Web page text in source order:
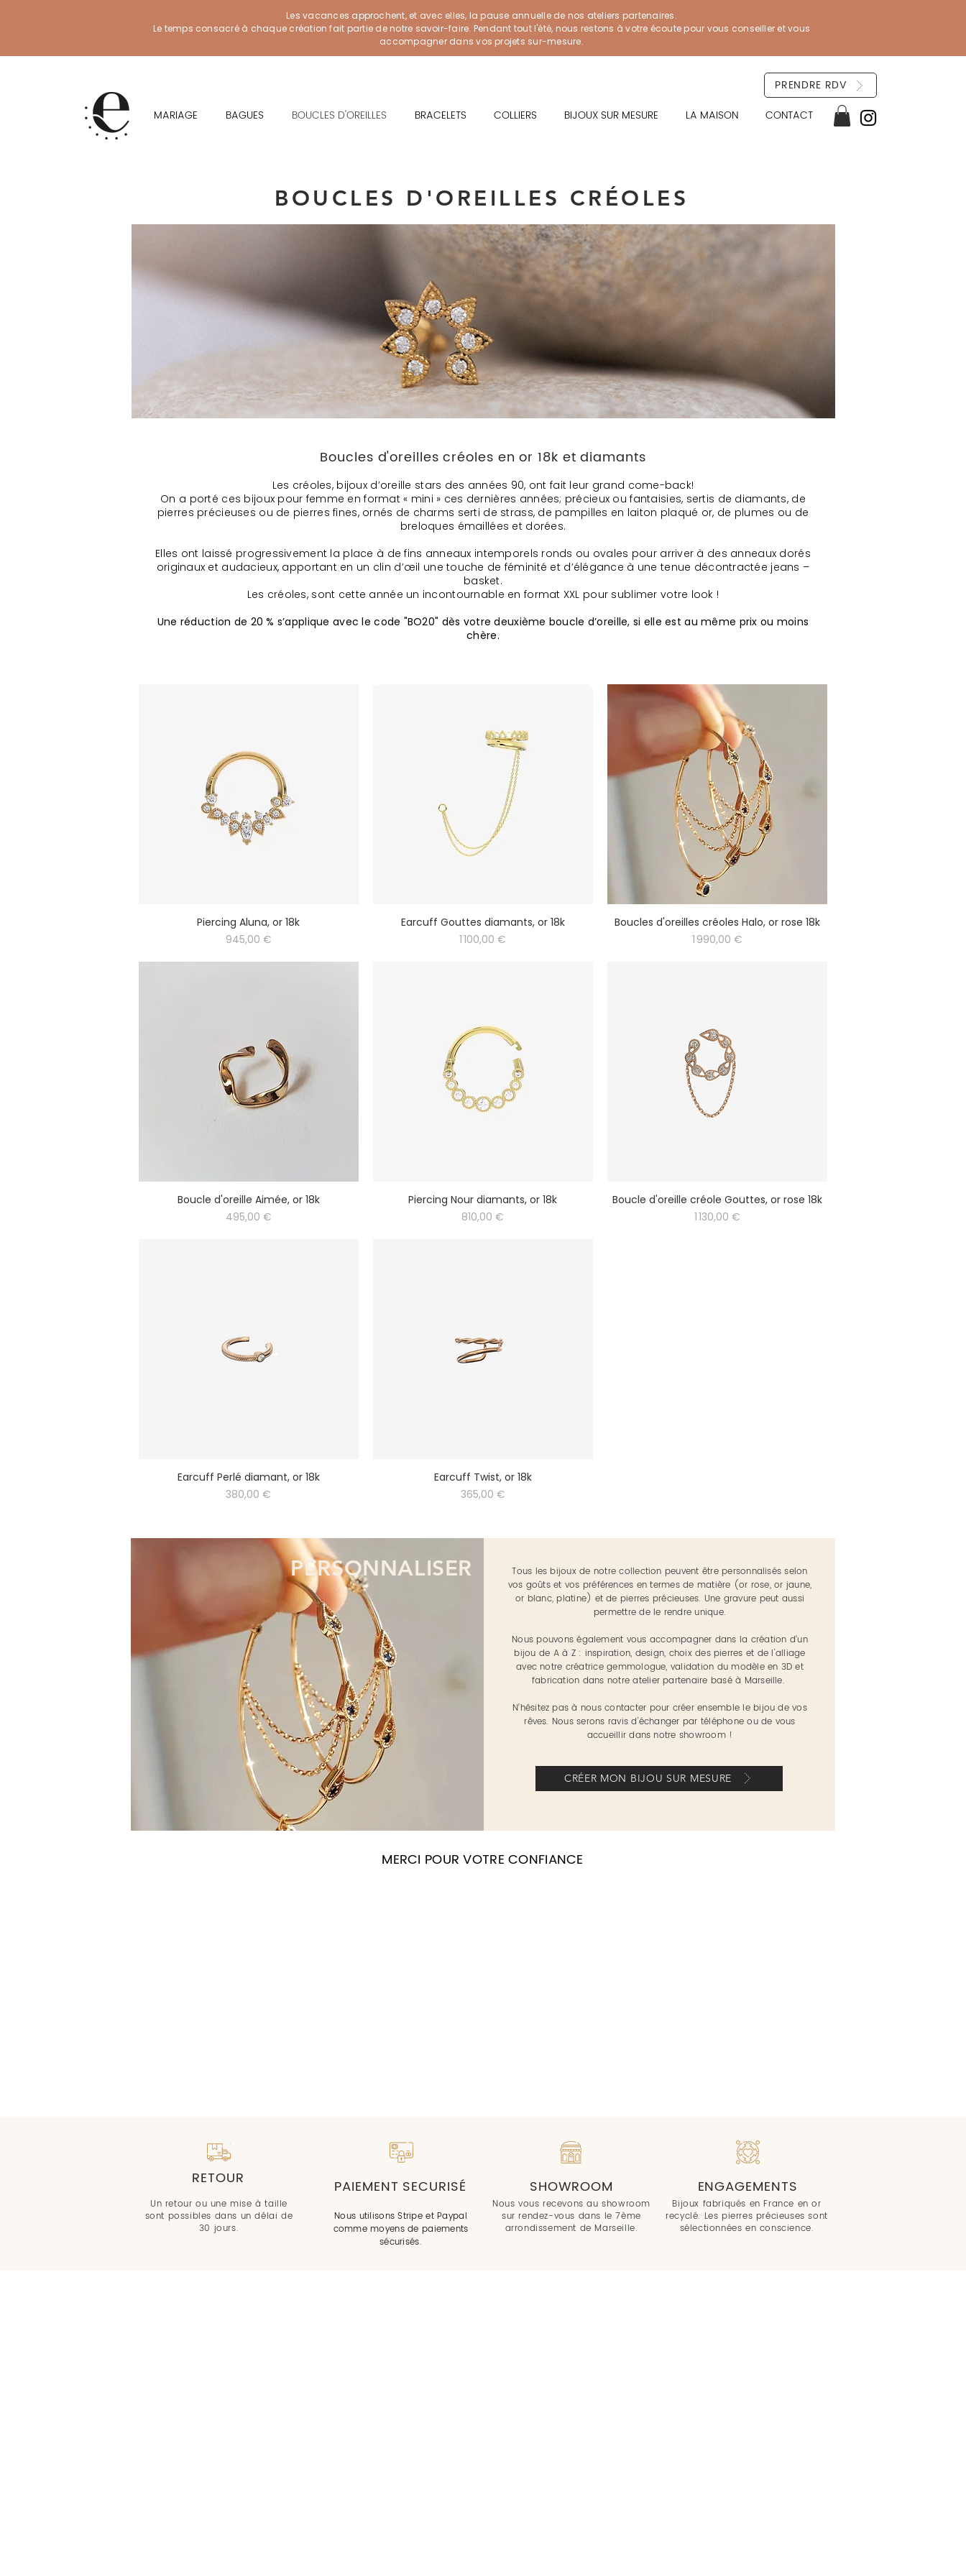
Les vacances approchent, et avec elles, la pause annuelle de nos ateliers partenaires.
Le temps consacré à chaque création fait partie de notre savoir-faire. Pendant tout l'été, nous restons à votre écoute pour vous conseiller et vous
accompagner dans vos projets sur-mesure.
PRENDRE RDV
MARIAGE
BAGUES BOUCLES D'OREILLES BRACELETS COLLIERS BIJOUX SUR MESURE LA MAISON CONTACT
BOUCLES D'OREILLES CRÉOLES
Boucles d'oreilles créoles en or 18k et diamants
Les créoles, bijoux d’oreille stars des années 90, ont fait leur grand come-back!
On a porté ces bijoux pour femme en format « mini » ces dernières années; précieux ou fantaisies, sertis de diamants, de
pierres précieuses ou de pierres fines, ornés de charms serti de strass, de pampilles en laiton plaqué or, de plumes ou de
breloques émaillées et dorées.
Elles ont laissé progressivement la place à de fins anneaux intemporels ronds ou ovales pour arriver à des anneaux dorés
originaux et audacieux, apportant en un clin d’œil une touche de féminité et d’élégance à une tenue décontractée jeans –
basket.
Les créoles, sont cette année un incontournable en format XXL pour sublimer votre look !
Une réduction de 20 % s’applique avec le code "BO20" dès votre deuxième boucle d’oreille, si elle est au même prix ou moins
chère.
Piercing Aluna, or 18k
Prix
945,00 €
Earcuff Gouttes diamants, or 18k
Prix
1 100,00 €
Boucles d'oreilles créoles Halo, or rose 18k
Prix
1 990,00 €
Boucle d'oreille Aimée, or 18k
Prix
495,00 €
Piercing Nour diamants, or 18k
Prix
810,00 €
Boucle d'oreille créole Gouttes, or rose 18k
Prix
1 130,00 €
Earcuff Perlé diamant, or 18k
Prix
380,00 €
Earcuff Twist, or 18k
Prix
365,00 €
PERSONNALISER
Tous les bijoux de notre collection peuvent être personnalisés selon
vos goûts et vos préférences en termes de matière (or rose, or jaune,
or blanc, platine) et de pierres précieuses. Une gravure peut aussi
permettre de le rendre unique.
Nous pouvons également vous accompagner dans la création d’un
bijou de A à Z : inspiration, design, choix des pierres et de l'alliage
avec notre créatrice gemmologue, validation du modèle en 3D et
fabrication dans notre atelier partenaire basé à Marseille.
N’hésitez pas à nous contacter pour créer ensemble le bijou de vos
rêves. Nous serons ravis d'échanger par téléphone ou de vous
accueillir dans notre showroom !
CRÉER MON BIJOU SUR MESURE
MERCI POUR VOTRE CONFIANCE
RETOUR
Un retour ou une mise à taille
sont possibles dans un délai de
30 jours.
PAIEMENT SECURISÉ
Nous utilisons Stripe et Paypal
comme moyens de paiements
sécurisés.
SHOWROOM
Nous vous recevons au showroom
sur rendez-vous dans le 7ème
arrondissement de Marseille.
ENGAGEMENTS
Bijoux fabriqués en France en or
recyclé. Les pierres précieuses sont
sélectionnées en conscience.